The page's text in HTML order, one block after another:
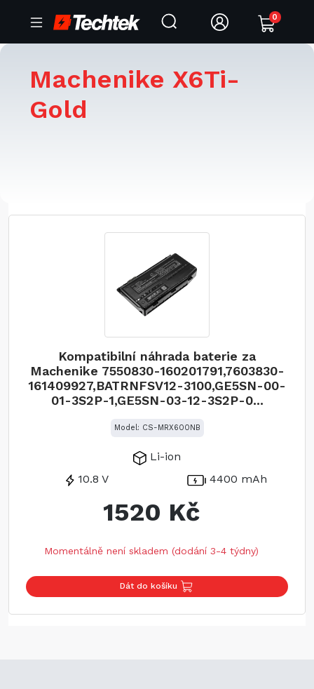
0
Machenike X6Ti-
Gold
Kompatibilní náhrada baterie za
Machenike 7550830-160201791,7603830-
161409927,BATRNFSV12-3100,GE5SN-00-
01-3S2P-1,GE5SN-03-12-3S2P-0...
Model: CS-MRX600NB
Li-ion
10.8 V
4400 mAh
1520 Kč
Momentálně není skladem (dodání 3-4 týdny)
Dát do košíku